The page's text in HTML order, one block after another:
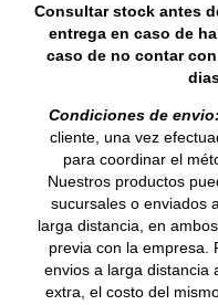
Consultar stock antes
entrega en caso de
caso de no contar
Condiciones de envio:
cliente, una vez
para coordinar el
Nuestros productos
sucursales o enviados
larga distancia, en
previa con la empresa.
envios a larga distancia
extra, el costo del